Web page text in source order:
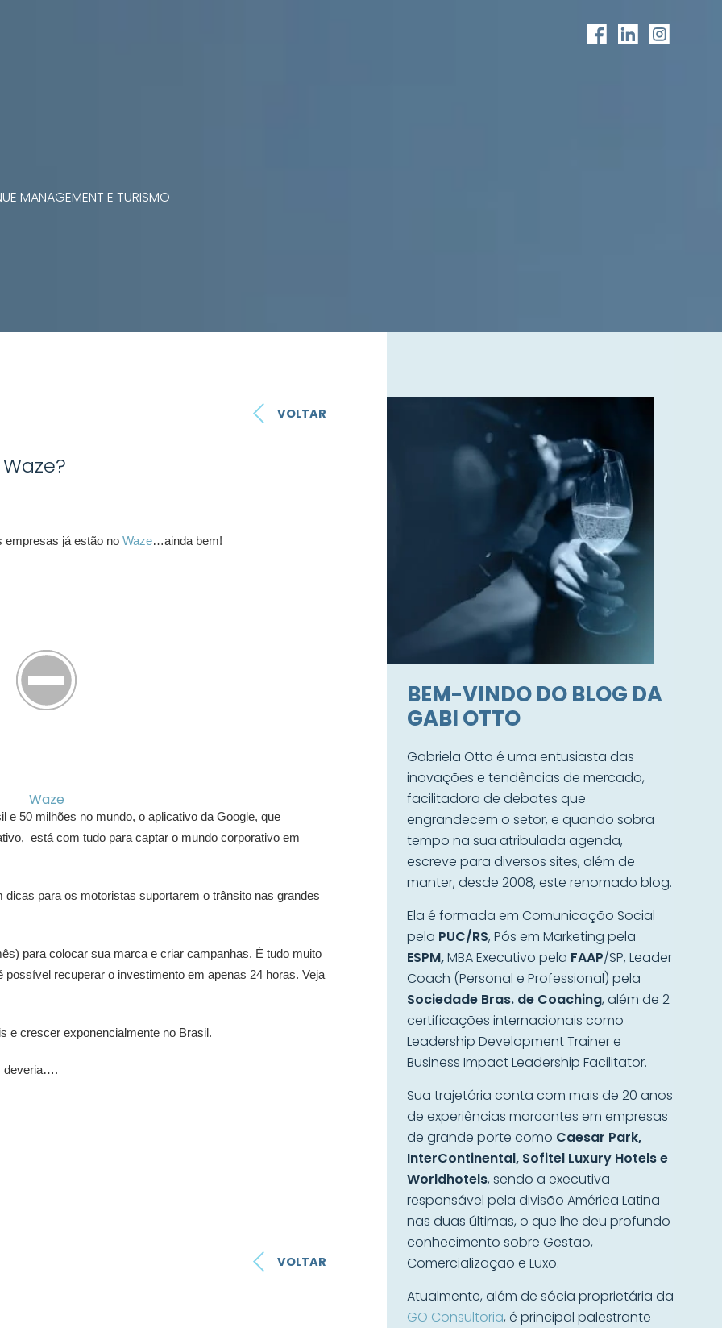
MANAGEMENT E TURISMO
VOLTAR
empresas já estão no Waze…ainda bem!
Waze
e 50 milhões no mundo, o aplicativo da Google, que
está com tudo para captar o mundo corporativo em
dicas para os motoristas suportarem o trânsito nas grandes
para colocar sua marca e criar campanhas. É tudo muito
recuperar o investimento em apenas 24 horas. Veja
e crescer exponencialmente no Brasil.
deveria….
VOLTAR
BEM-VINDO DO BLOG DA
GABI OTTO
Gabriela Otto é uma entusiasta das
inovações e tendências de mercado,
facilitadora de debates que
engrandecem o setor, e quando sobra
tempo na sua atribulada agenda,
escreve para diversos sites, além de
manter, desde 2008, este renomado blog.
Ela é formada em Comunicação Social
pela PUC/RS, Pós em Marketing pela
ESPM,MBA Executivo pela FAAP/SP, Leader
Coach (Personal e Professional) pela
Sociedade Bras. de Coaching, além de 2
certificações internacionais como
Leadership Development Trainer e
Business Impact Leadership Facilitator.
Sua trajetória conta com mais de 20 anos
de experiências marcantes em empresas
de grande porte como Caesar Park,
InterContinental, Sofitel Luxury Hotels e
Worldhotels, sendo a executiva
responsável pela divisão América Latina
nas duas últimas, o que lhe deu profundo
conhecimento sobre Gestão,
Comercialização e Luxo.
Atualmente, além de sócia proprietária da
GO Consultoria, é principal palestrante